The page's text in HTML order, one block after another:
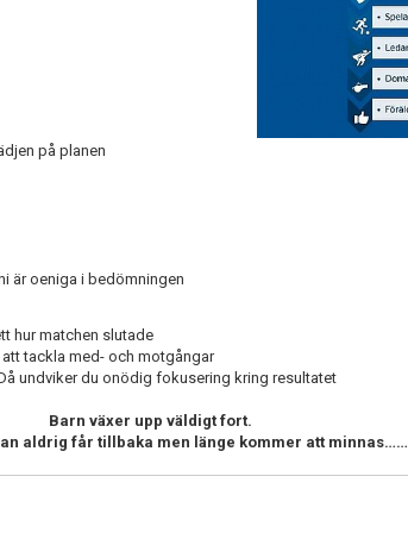
på planen
är oeniga i bedömningen
hur matchen slutade
tackla med- och motgångar
undviker du onödig fokusering kring resultatet
Barn växer upp väldigt fort.
aldrig får tillbaka men länge kommer att minnas……